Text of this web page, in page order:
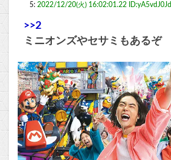
5: 2022/12/20(火) 16:02:01.22 ID:yA5vdJ0Jd
>>2
ミニオンズやセサミもあるぞ